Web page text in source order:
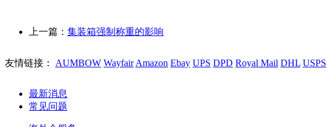
上一篇： 集装箱强制称重的影响
友情链接： AUMBOW Wayfair Amazon Ebay UPS DPD Royal Mail DHL USPS
最新消息
常见问题